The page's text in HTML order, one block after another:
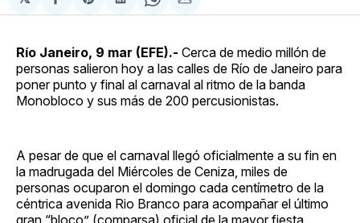
Compartir
en
Share
on
Compartir
en
Share
on
Compartir
via
Río Janeiro, 9 mar (EFE).- Cerca de medio millón de
personas salieron hoy a las calles de Río de Janeiro para
poner punto y final al carnaval al ritmo de la banda
Monobloco y sus más de 200 percusionistas.
A pesar de que el carnaval llegó oficialmente a su fin en
la madrugada del Miércoles de Ceniza, miles de
personas ocuparon el domingo cada centímetro de la
céntrica avenida Rio Branco para acompañar el último
gran “bloco” (comparsa) oficial de la mayor fiesta